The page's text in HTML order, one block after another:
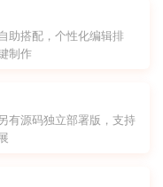
助搭配，个性化编辑排
制作
有源码独立部署版，支持